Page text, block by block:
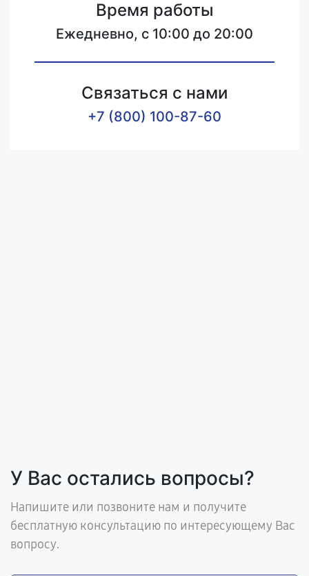
Время работы
Ежедневно, с 10:00 до 20:00
Связаться с нами
+7 (800) 100-87-60
У Вас остались вопросы?
Напишите или позвоните нам и получите
бесплатную консультацию по интересующему Вас
вопросу.